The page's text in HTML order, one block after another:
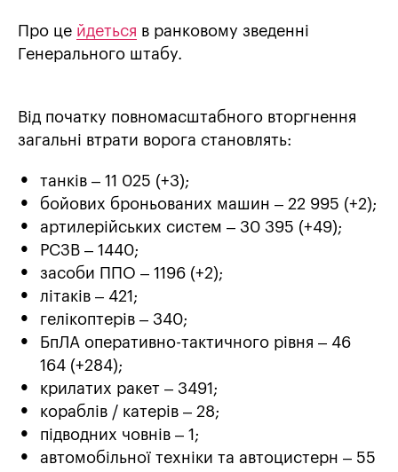
Про це йдеться в ранковому зведенні
Генерального штабу.
Від початку повномасштабного вторгнення
загальні втрати ворога становлять:
танків – 11 025 (+3);
бойових броньованих машин – 22 995 (+2);
артилерійських систем – 30 395 (+49);
РСЗВ – 1440;
засоби ППО – 1196 (+2);
літаків – 421;
гелікоптерів – 340;
БпЛА оперативно-тактичного рівня – 46
164 (+284);
крилатих ракет – 3491;
кораблів / катерів – 28;
підводних човнів – 1;
автомобільної техніки та автоцистерн – 55